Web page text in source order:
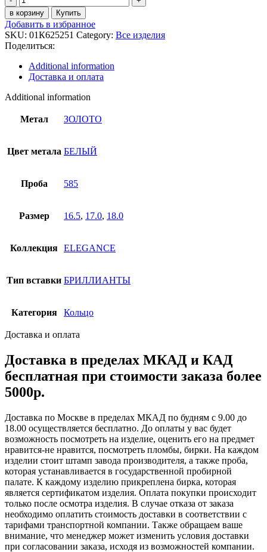
из
БЕЛЫЙ
ЗОЛОТО
585
пробы
01К625251
quantity
в корзину Купить
Добавить в избранное
SKU: 01К625251 Category: Все изделия
Поделиться:
Additional information
Доставка и оплата
Additional information
Метал ЗОЛОТО
Цвет метала БЕЛЫЙ
Проба 585
Размер 16.5, 17.0, 18.0
Коллекция ELEGANCE
Тип вставки БРИЛЛИАНТЫ
Категория Кольцо
Доставка и оплата
Доставка в пределах МКАД и КАД
бесплатная при стоимости заказа более
5000р.
Доставка по Москве в пределах МКАД по будням с 9.00 до
18.00 осуществляется бесплатно. До оплаты у вас будет
возможность посмотреть на изделие, оценить его на предмет
нравится-не нравится, посмотреть пломбы, бирки. На каждом
изделии стоит штамп завода производителя, а также проба,
которая устанавливается в государственной пробирной
палате. К каждому изделию прикреплена бирка, которая
является сертификатом изделия. Оплата покупки происходит
только после осмотра изделия. В случае отказа от заказа
необходимо оплатить стоимость доставки в соответствии с
тарифами транспортной компании. Также обращаем ваше
внимание, что менеджер может изменить условия доставки
при согласовании заказа, исходя из возможностей компании.